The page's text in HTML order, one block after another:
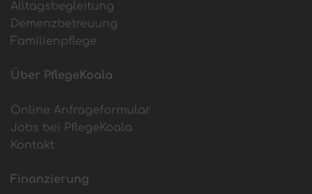
Alltagsbegleitung
Demenzbetreuung
Familienpflege
Über PflegeKoala
Online Anfrageformular
Jobs bei PflegeKoala
Kontakt
Finanzierung